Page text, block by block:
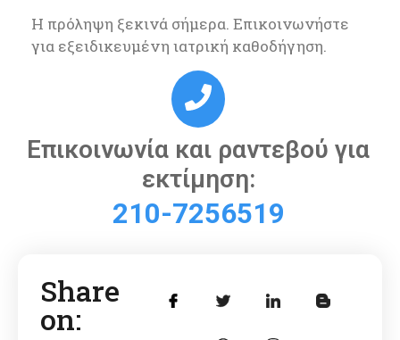
Η πρόληψη ξεκινά σήμερα. Επικοινωνήστε
για εξειδικευμένη ιατρική καθοδήγηση.
Επικοινωνία και ραντεβού για
εκτίμηση:
210-7256519
Share
on: